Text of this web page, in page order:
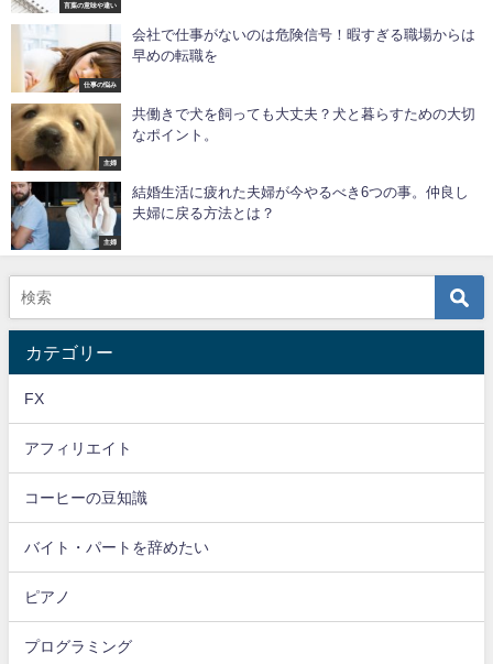
言葉の意味や違い
仕事の悩み
会社で仕事がないのは危険信号！暇すぎる職場からは
早めの転職を
主婦
共働きで犬を飼っても大丈夫？犬と暮らすための大切
なポイント。
主婦
結婚生活に疲れた夫婦が今やるべき6つの事。仲良し
夫婦に戻る方法とは？
カテゴリー
FX
アフィリエイト
コーヒーの豆知識
バイト・パートを辞めたい
ピアノ
プログラミング